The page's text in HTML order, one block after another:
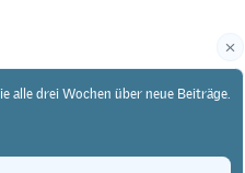
alle drei Wochen über neue Beiträge.